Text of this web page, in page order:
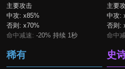
主要攻击
中攻: x85%
否则: x70%
命中减速: -20% 持续 1秒
主要
中攻:
否则:
命中
稀有 史